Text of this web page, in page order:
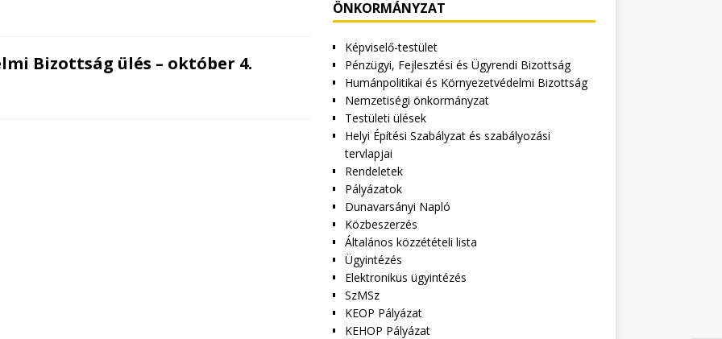
Bizottság ülés – október 4.
ÖNKORMÁNYZAT
Képviselő-testület
Pénzügyi, Fejlesztési és Ügyrendi Bizottság
Humánpolitikai és Környezetvédelmi Bizottság
Nemzetiségi önkormányzat
Testületi ülések
Helyi Építési Szabályzat és szabályozási
tervlapjai
Rendeletek
Pályázatok
Dunavarsányi Napló
Közbeszerzés
Általános közzétételi lista
Ügyintézés
Elektronikus ügyintézés
SzMSz
KEOP Pályázat
KEHOP Pályázat